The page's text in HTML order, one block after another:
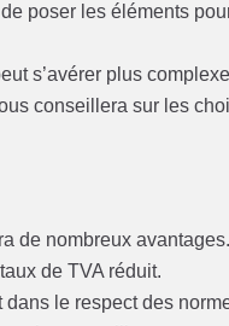
poser les éléments
s’avérer plus complexe
conseillera sur les
de nombreux avantages.
de TVA réduit.
le respect des